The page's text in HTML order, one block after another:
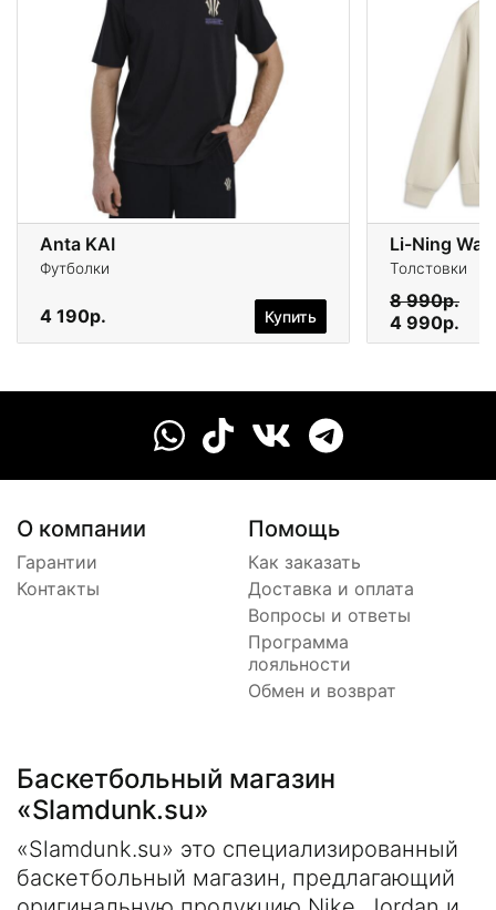
Anta KAI
Футболки
4 190р. Купить
Li-Ning
Толстовки
8 990р.
4 990р.
О компании
Гарантии
Контакты
Помощь
Как заказать
Доставка и оплата
Вопросы и ответы
Программа
лояльности
Обмен и возврат
Баскетбольный магазин
«Slamdunk.su»
«Slamdunk.su» это специализированный
баскетбольный магазин, предлагающий